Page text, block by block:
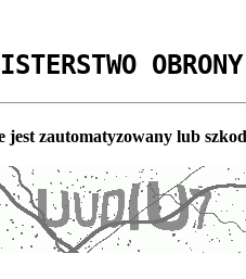
zautomatyzowany lub